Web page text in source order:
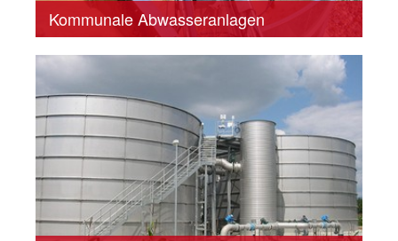
Kommunale Abwasseranlagen